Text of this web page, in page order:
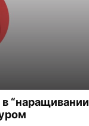
“наращивании